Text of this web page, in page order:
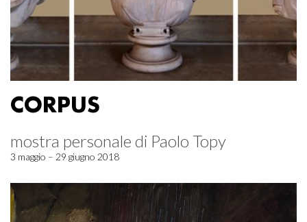
CORPUS
mostra personale di Paolo Topy
3 maggio – 29 giugno 2018